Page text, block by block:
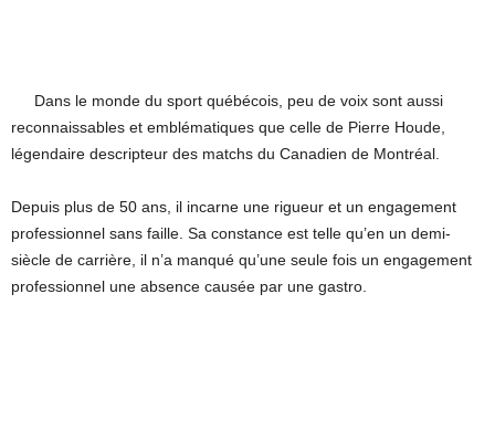
Dans le monde du sport québécois, peu de voix sont aussi
reconnaissables et emblématiques que celle de Pierre Houde,
légendaire descripteur des matchs du Canadien de Montréal.
Depuis plus de 50 ans, il incarne une rigueur et un engagement
professionnel sans faille. Sa constance est telle qu’en un demi-
siècle de carrière, il n’a manqué qu’une seule fois un engagement
professionnel une absence causée par une gastro.